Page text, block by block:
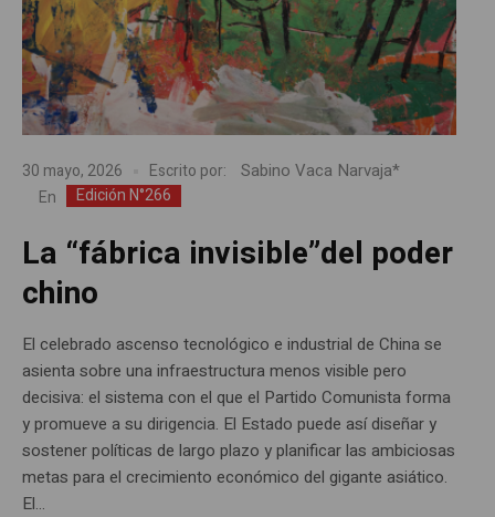
30 mayo, 2026 Escrito por: Sabino Vaca Narvaja*
En Edición N°266
La “fábrica invisible”del poder
chino
El celebrado ascenso tecnológico e industrial de China se
asienta sobre una infraestructura menos visible pero
decisiva: el sistema con el que el Partido Comunista forma
y promueve a su dirigencia. El Estado puede así diseñar y
sostener políticas de largo plazo y planificar las ambiciosas
metas para el crecimiento económico del gigante asiático.
El...